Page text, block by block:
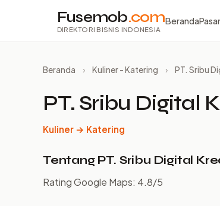
Fusemob.com
DIREKTORI BISNIS INDONESIA
Beranda
Beranda › Kuliner - Katering › PT. Sribu
PT. Sribu Digital
Kuliner → Katering
Tentang PT. Sribu Digital
Rating Google Maps: 4.8/5